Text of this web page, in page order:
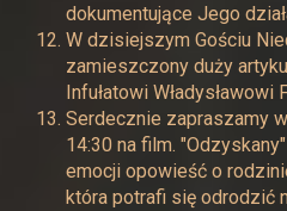
dokumentujące Jego
W dzisiejszym Gościu
zamieszczony duży
Infułatowi Władysławowi
Serdecznie zapraszamy
14:30 na film.
emocji opowieść o
która potrafi się odrodzić